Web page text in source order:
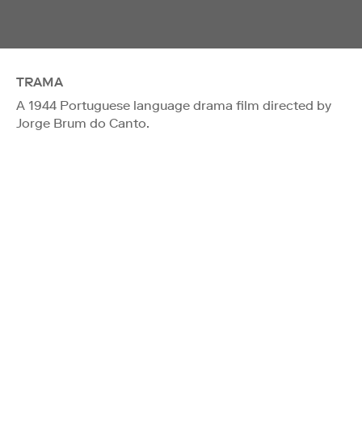
TRAMA
A 1944 Portuguese language drama film directed by
Jorge Brum do Canto.